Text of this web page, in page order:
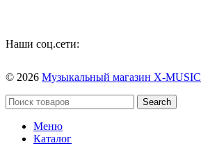
Наши соц.сети:
© 2026 Музыкальный магазин X-MUSIC
Search
Меню
Каталог